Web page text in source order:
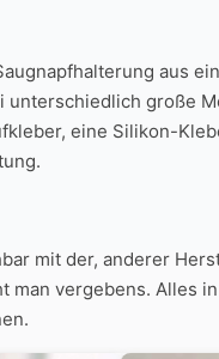
aus
große
eine Silikon-
mit der, anderer
man vergebens. Alles